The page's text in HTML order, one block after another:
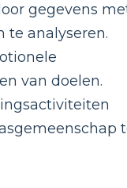
gegevens
te analyseren.
van doelen.